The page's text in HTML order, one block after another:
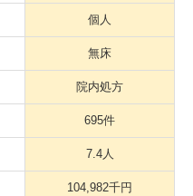
個人
無床
院内処方
695件
7.4人
104,982千円